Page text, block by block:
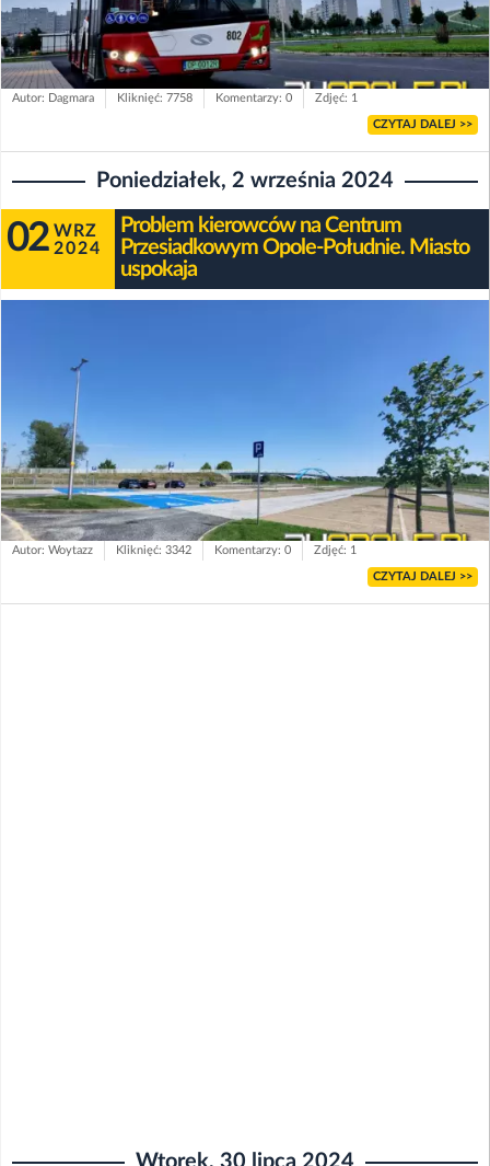
Autor: Dagmara Kliknięć: 7758 Komentarzy: 0 Zdjęć: 1
CZYTAJ DALEJ >>
Poniedziałek, 2 września 2024
02 WRZ
2024
Problem kierowców na Centrum
Przesiadkowym Opole-Południe. Miasto
uspokaja
Autor: Woytazz Kliknięć: 3342 Komentarzy: 0 Zdjęć: 1
CZYTAJ DALEJ >>
Wtorek, 30 lipca 2024